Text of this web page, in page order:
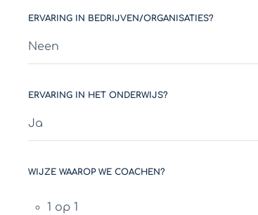
ERVARING IN BEDRIJVEN/ORGANISATIES?
Neen
ERVARING IN HET ONDERWIJS?
Ja
WIJZE WAAROP WE COACHEN?
1 op 1